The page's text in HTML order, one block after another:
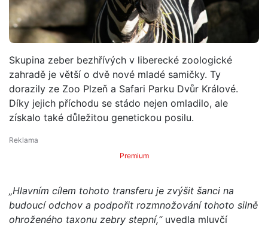
Skupina zeber bezhřívých v liberecké zoologické
zahradě je větší o dvě nové mladé samičky. Ty
dorazily ze Zoo Plzeň a Safari Parku Dvůr Králové.
Díky jejich příchodu se stádo nejen omladilo, ale
získalo také důležitou genetickou posilu.
Premium
„Hlavním cílem tohoto transferu je zvýšit šanci na
budoucí odchov a podpořit rozmnožování tohoto silně
ohroženého taxonu zebry stepní,“uvedla mluvčí